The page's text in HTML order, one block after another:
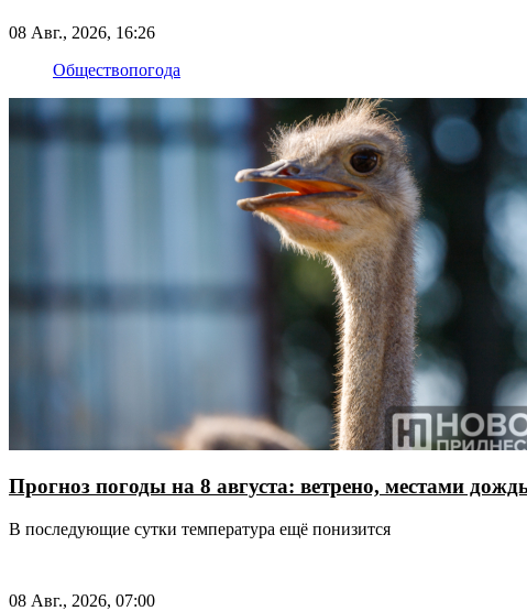
08 Авг., 2026, 16:26
Обществопогода
Прогноз погоды на 8 августа: ветрено, местами
В последующие сутки температура ещё понизится
08 Авг., 2026, 07:00